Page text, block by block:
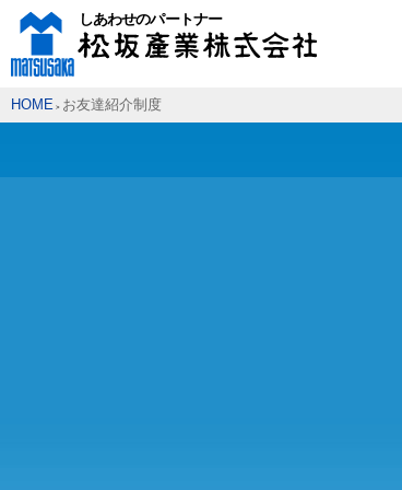
HOME > お友達紹介制度